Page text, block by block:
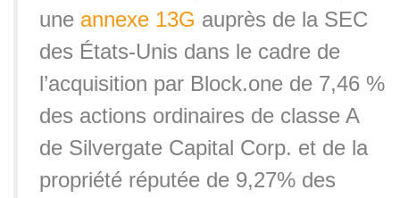
une annexe 13G auprès de la SEC
des États-Unis dans le cadre de
l’acquisition par Block.one de 7,46 %
des actions ordinaires de classe A
de Silvergate Capital Corp. et de la
propriété réputée de 9,27% des